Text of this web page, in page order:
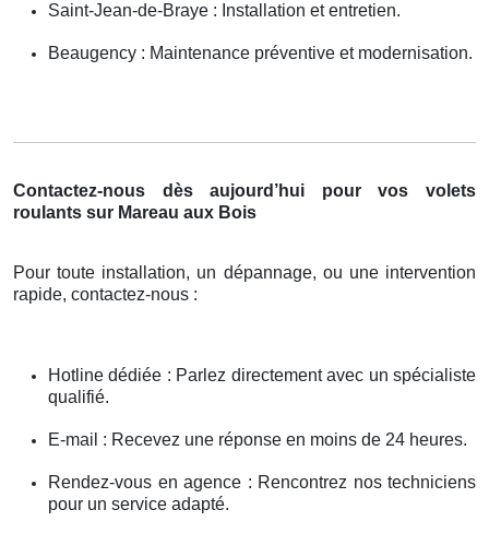
Saint-Jean-de-Braye : Installation et entretien.
Beaugency : Maintenance préventive et modernisation.
Contactez-nous dès aujourd’hui pour vos volets
roulants sur Mareau aux Bois
Pour toute installation, un dépannage, ou une intervention
rapide, contactez-nous :
Hotline dédiée : Parlez directement avec un spécialiste
qualifié.
E-mail : Recevez une réponse en moins de 24 heures.
Rendez-vous en agence : Rencontrez nos techniciens
pour un service adapté.